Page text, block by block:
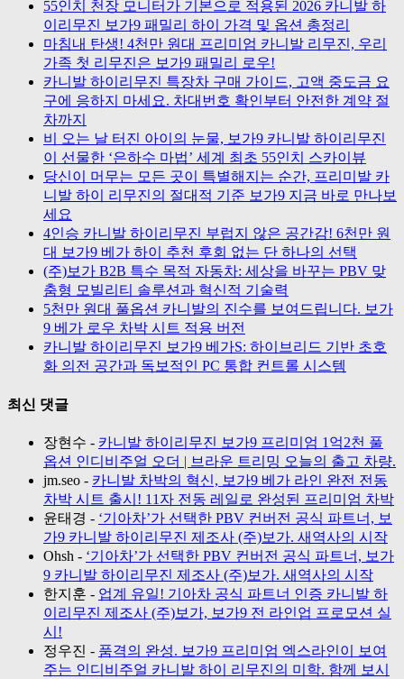
55인치 천장 모니터가 기본으로 적용된 2026 카니발 하
이리무진 보가9 패밀리 하이 가격 및 옵션 총정리
마침내 탄생! 4천만 원대 프리미엄 카니발 리무진, 우리
가족 첫 리무진은 보가9 패밀리 로우!
카니발 하이리무진 특장차 구매 가이드, 고액 중도금 요
구에 응하지 마세요. 차대번호 확인부터 안전한 계약 절
차까지
비 오는 날 터진 아이의 눈물, 보가9 카니발 하이리무진
이 선물한 ‘은하수 마법’ 세계 최초 55인치 스카이뷰
당신이 머무는 모든 곳이 특별해지는 순간, 프리미발 카
니발 하이 리무진의 절대적 기준 보가9 지금 바로 만나보
세요
4인승 카니발 하이리무진 부럽지 않은 공간감! 6천만 원
대 보가9 베가 하이 추천 후회 없는 단 하나의 선택
(주)보가 B2B 특수 목적 자동차: 세상을 바꾸는 PBV 맞
춤형 모빌리티 솔루션과 혁신적 기술력
5천만 원대 풀옵션 카니발의 진수를 보여드립니다. 보가
9 베가 로우 차박 시트 적용 버전
카니발 하이리무진 보가9 베가S: 하이브리드 기반 초호
화 의전 공간과 독보적인 PC 통합 컨트롤 시스템
최신 댓글
장현수 - 카니발 하이리무진 보가9 프리미엄 1억2천 풀
옵션 인디비주얼 오더 | 브라운 트리밍 오늘의 출고 차량.
jm.seo - 카니발 차박의 혁신, 보가9 베가 라인 완전 전동
차박 시트 출시! 11자 전동 레일로 완성된 프리미엄 차박
윤태경 - ‘기아차’가 선택한 PBV 컨버전 공식 파트너, 보
가9 카니발 하이리무진 제조사 (주)보가. 새역사의 시작
Ohsh - ‘기아차’가 선택한 PBV 컨버전 공식 파트너, 보가
9 카니발 하이리무진 제조사 (주)보가. 새역사의 시작
한지훈 - 업계 유일! 기아차 공식 파트너 인증 카니발 하
이리무진 제조사 (주)보가, 보가9 전 라인업 프로모션 실
시!
정우진 - 품격의 완성. 보가9 프리미엄 엑스라인이 보여
주는 인디비주얼 카니발 하이 리무진의 미학. 함께 보시